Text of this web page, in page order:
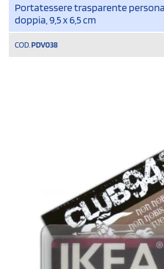
Portatessere trasparente
doppia, 9,5 x 6,5 cm
COD. PDV038